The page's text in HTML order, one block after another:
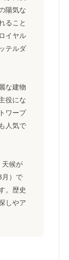
陽気な
ること
イヤル
テルダ
な建物
役にな
ワープ
人気で
天候が
月）で
。歴史
しやア